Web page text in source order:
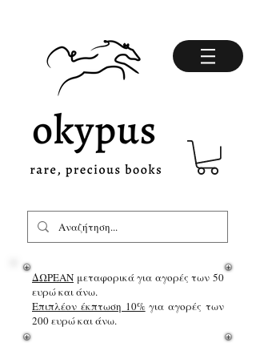
ΔΩΡΕΑΝ μεταφορικά για αγορές των 50
ευρώ και άνω.
Επιπλέον έκπτωση 10%για αγορές των
200 ευρώ και άνω.